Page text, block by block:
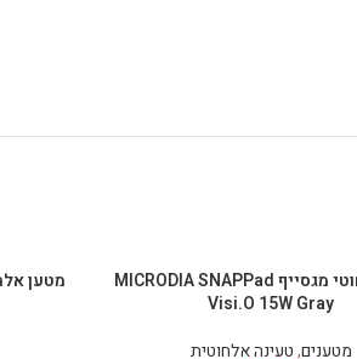
מטען אלחוטי מגסייף MICRODIA SNAPPad
Visi.O 15W Gray
מטענים,טעינה אלחוטית